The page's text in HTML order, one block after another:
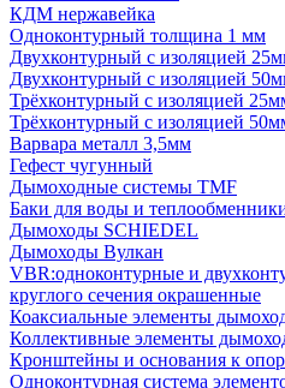
КДМ нержавейка
Одноконтурный толщина 1 мм
Двухконтурный с изоляцией
Двухконтурный с изоляцией
Трёхконтурный с изоляцией
Трёхконтурный с изоляцией
Варвара металл 3,5мм
Гефест чугунный
Дымоходные системы TMF
Баки для воды и
Дымоходы SCHIEDEL
Дымоходы Вулкан
VBR:одноконтурные и
круглого сечения окрашенные
Коаксиальные элементы
Коллективные элементы
Кронштейны и основания к
Одноконтурная система